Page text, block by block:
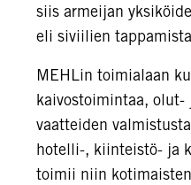
siis armeijan
eli siviilien
MEHLin toimialaan
kaivostoimintaa,
vaatteiden
hotelli-, kiinteistö- ja
toimii niin